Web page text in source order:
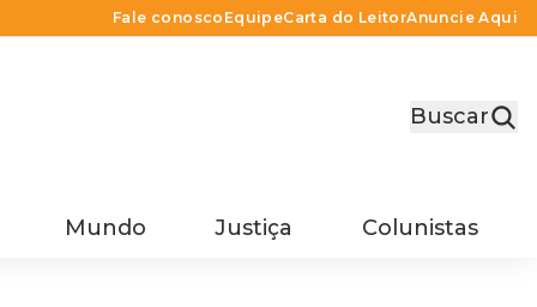
Fale conosco EquipeCarta do LeitorAnuncie Aqui
Buscar
Mundo Justiça Colunistas